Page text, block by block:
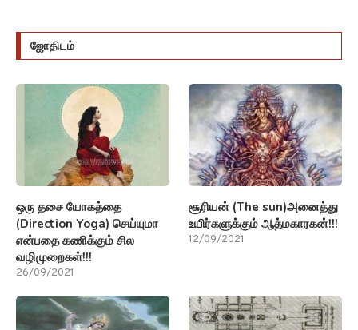
ஜோதிடம்
ஒரு தசை யோகத்தை
(Direction Yoga) செய்யுமா
என்பதை கணிக்கும் சில
வழிமுறைகள்!!!
26/09/2021
சூரியன் (The sun)அனைத்து
உயிர்களுக்கும் ஆத்மகாரகன்!!!
12/09/2021